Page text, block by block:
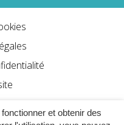
et obtenir des